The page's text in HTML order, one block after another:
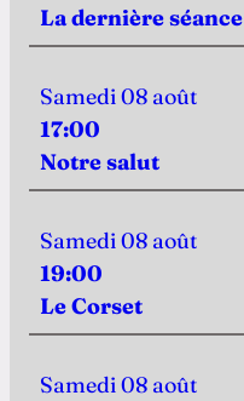
La dernière séance
Samedi 08 août
17:00
Notre salut
Samedi 08 août
19:00
Le Corset
Samedi 08 août